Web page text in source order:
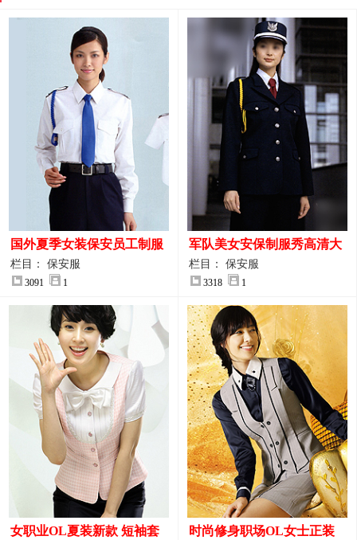
国外夏季女装保安员工制服
装大图
栏目： 保安服
3091 1
军队美女安保制服秀高清大
图
栏目： 保安服
3318 1
女职业OL夏装新款 短袖套
时尚修身职场OL女士正装